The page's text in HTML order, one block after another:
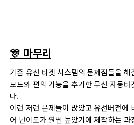
🎊 마무리
기존 유선 타겟 시스템의 문제점들을 해
모드와 편의 기능을 추가한 무선 자동타
다.
이런 저런 문제들이 많았고 유선버전에
어 난이도가 훨씬 높았기에 제작하는 과